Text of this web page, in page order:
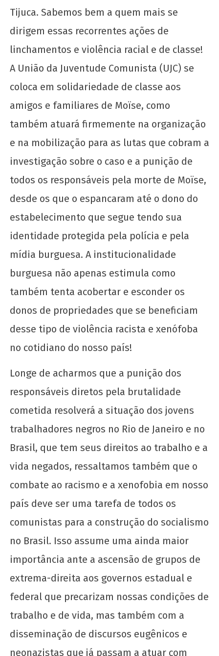
Nota Política da UJC RJ – MOÏSE MUGENYI,
PRESENTE!
fevereiro
de 2022
wp-
admin
UJC, 99 anos!
fevereiro
de 2022
wp-
admin
Acre
2 de
fevereiro
de 2022
admin
Soberania alimentar é permanência: o PASES
2 de
fevereiro
wp-
admin
Tijuca. Sabemos bem a quem mais se
dirigem essas recorrentes ações de
linchamentos e violência racial e de classe!
A União da Juventude Comunista (UJC) se
coloca em solidariedade de classe aos
amigos e familiares de Moïse, como
também atuará firmemente na organização
e na mobilização para as lutas que cobram a
investigação sobre o caso e a punição de
todos os responsáveis pela morte de Moïse,
desde os que o espancaram até o dono do
estabelecimento que segue tendo sua
identidade protegida pela polícia e pela
mídia burguesa. A institucionalidade
burguesa não apenas estimula como
também tenta acobertar e esconder os
donos de propriedades que se beneficiam
desse tipo de violência racista e xenófoba
no cotidiano do nosso país!
Longe de acharmos que a punição dos
responsáveis diretos pela brutalidade
cometida resolverá a situação dos jovens
trabalhadores negros no Rio de Janeiro e no
Brasil, que tem seus direitos ao trabalho e a
vida negados, ressaltamos também que o
combate ao racismo e a xenofobia em nosso
país deve ser uma tarefa de todos os
comunistas para a construção do socialismo
no Brasil. Isso assume uma ainda maior
importância ante a ascensão de grupos de
extrema-direita aos governos estadual e
federal que precarizam nossas condições de
trabalho e de vida, mas também com a
disseminação de discursos eugênicos e
neonazistas que já passam a atuar com